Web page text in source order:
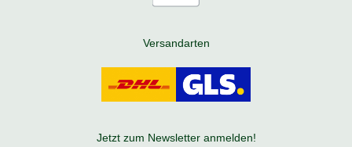
Versandarten
Jetzt zum Newsletter anmelden!